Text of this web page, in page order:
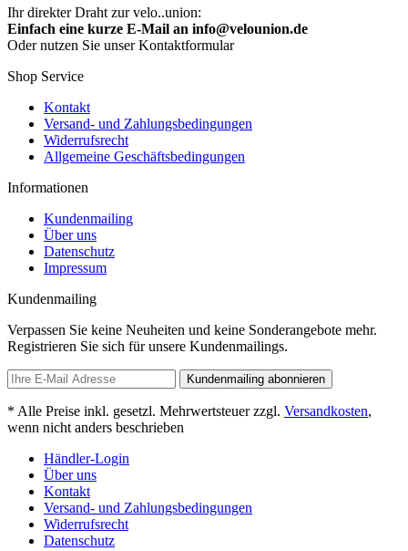
Ihr direkter Draht zur velo..union:
Einfach eine kurze E-Mail an info@velounion.de
Oder nutzen Sie unser Kontaktformular
Shop Service
Kontakt
Versand- und Zahlungsbedingungen
Widerrufsrecht
Allgemeine Geschäftsbedingungen
Informationen
Kundenmailing
Über uns
Datenschutz
Impressum
Kundenmailing
Verpassen Sie keine Neuheiten und keine Sonderangebote mehr.
Registrieren Sie sich für unsere Kundenmailings.
Kundenmailing abonnieren
* Alle Preise inkl. gesetzl. Mehrwertsteuer zzgl. Versandkosten,
wenn nicht anders beschrieben
Händler-Login
Über uns
Kontakt
Versand- und Zahlungsbedingungen
Widerrufsrecht
Datenschutz